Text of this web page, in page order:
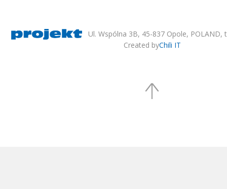
Ul. Wspólna 3B, 45-837 Opole, POLAND,
Created byChili IT